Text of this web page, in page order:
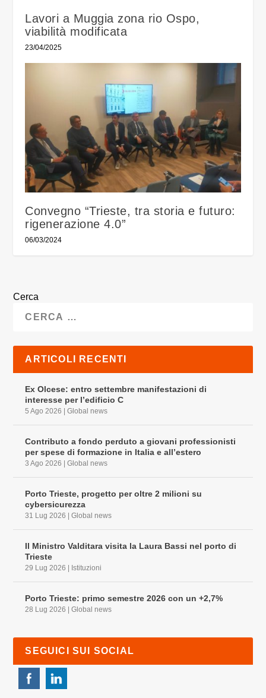
Lavori a Muggia zona rio Ospo,
viabilità modificata
23/04/2025
Convegno “Trieste, tra storia e futuro:
rigenerazione 4.0”
06/03/2024
Cerca
ARTICOLI RECENTI
Ex Olcese: entro settembre manifestazioni di
interesse per l’edificio C
5 Ago 2026 |Global news
Contributo a fondo perduto a giovani professionisti
per spese di formazione in Italia e all’estero
3 Ago 2026 |Global news
Porto Trieste, progetto per oltre 2 milioni su
cybersicurezza
31 Lug 2026 |Global news
Il Ministro Valditara visita la Laura Bassi nel porto di
Trieste
29 Lug 2026 | Istituzioni
Porto Trieste: primo semestre 2026 con un +2,7%
28 Lug 2026 |Global news
SEGUICI SUI SOCIAL